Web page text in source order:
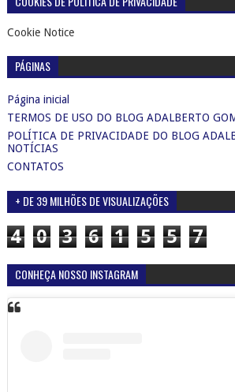
Cookie Notice
PÁGINAS
Página inicial
TERMOS DE USO DO BLOG ADALBERTO
POLÍTICA DE PRIVACIDADE DO BLOG
NOTÍCIAS
CONTATOS
+ DE 39 MILHÕES DE VISUALIZAÇÕES
4 0 3 6 1 5 5 7
CONHEÇA NOSSO INSTAGRAM